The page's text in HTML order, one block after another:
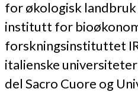
for økologisk
institutt for
forskningsinstituttet
italienske
del Sacro Cuore og